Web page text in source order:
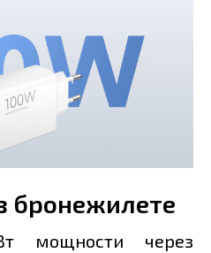
бронежилете
мощности через